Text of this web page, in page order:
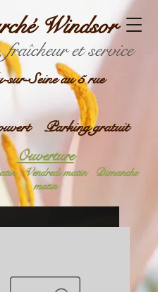
Windsor
et service
Seine au 5 rue
Parking gratuit
Ouverture
Vendredi matin Dimanche
matin